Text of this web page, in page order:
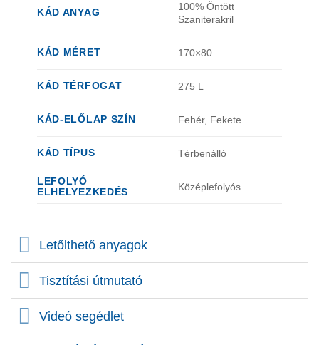
KÁD ANYAG
100% Öntött
Szaniterakril
KÁD MÉRET 170×80
KÁD TÉRFOGAT 275 L
KÁD-ELŐLAP SZÍN Fehér, Fekete
KÁD TÍPUS Térbenálló
LEFOLYÓ
ELHELYEZKEDÉS
Középlefolyós
Letőlthető anyagok
Tisztítási útmutató
Videó segédlet